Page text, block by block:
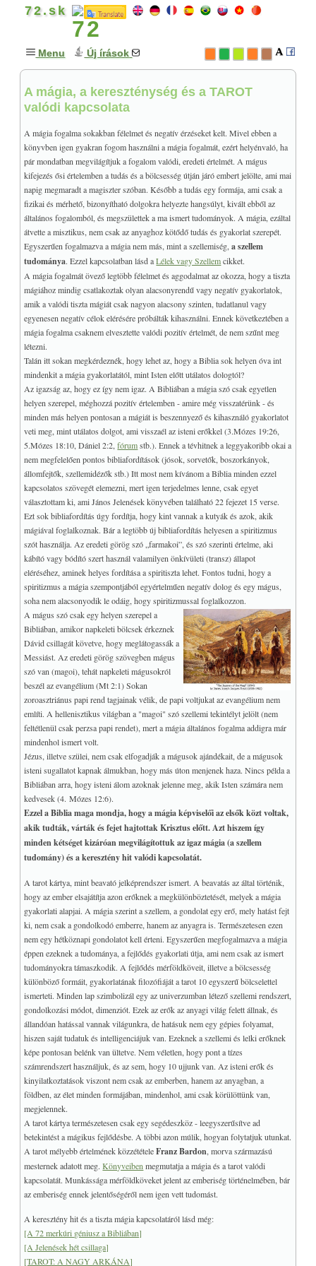
72.sk
Menu Új írások
GONDOLATOK+
MISZTIKA & MÁGIA
TAROT+
A könyvről
Bevezető
ALAPFOGALMAK+
Alapfogalmak
Tarot mantika (jóslás)
Képi szimbolika
Mágia és tarot
Történelmi áttekintés
Magyar vonatkozások
A KIS ARKÁNA +
A NAGY ARKÁNA+
Miért 78 lap?
A hármas elrendezés
♥Az alsó és felső világ
Bardon negyedik kártyája
MELLÉKLET+
Hogyan működik?
Endogén légzés
Életenergia, prána légzés
A TAROT és a teremtés
Zárszó
Visszajelzések a könyvre
LINKEK, Download
I-CHING+
TUDATOSSÁG, IQ/EQ +
COVID+
MY WEB GO +
A mágia, a kereszténység és a TAROT
valódi kapcsolata
A mágia fogalma sokakban félelmet és negatív érzéseket kelt. Mivel ebben a
könyvben igen gyakran fogom használni a mágia fogalmát, ezért helyénvaló, ha
pár mondatban megvilágítjuk a fogalom valódi, eredeti értelmét. A mágus
kifejezés ősi értelemben a tudás és a bölcsesség útján járó embert jelölte, ami mai
napig megmaradt a magiszter szóban. Később a tudás egy formája, ami csak a
fizikai és mérhető, bizonyítható dolgokra helyezte hangsúlyt, kivált ebből az
általános fogalomból, és megszülettek a ma ismert tudományok. A mágia, ezáltal
átvette a misztikus, nem csak az anyaghoz kötődő tudás és gyakorlat szerepét.
Egyszerűen fogalmazva a mágia nem más, mint a szellemiség,a szellem
tudománya. Ezzel kapcsolatban lásd aLélek vagy Szellemcikket.
A mágia fogalmát övező legtöbb félelmet és aggodalmat az okozza, hogy a tiszta
mágiához mindig csatlakoztak olyan alacsonyrendű vagy negatív gyakorlatok,
amik a valódi tiszta mágiát csak nagyon alacsony szinten, tudatlanul vagy
egyenesen negatív célok elérésére próbálták kihasználni. Ennek következtében a
mágia fogalma csaknem elvesztette valódi pozitív értelmét, de nem szűnt meg
létezni.
Talán itt sokan megkérdeznék, hogy lehet az, hogy a Biblia sok helyen óva int
mindenkit a mágia gyakorlatától, mint Isten előtt utálatos dologtól?
Az igazság az, hogy ez így nem igaz. A Bibliában a mágia szó csak egyetlen
helyen szerepel, méghozzá pozitív értelemben - amire még visszatérünk - és
minden más helyen pontosan a mágiát is beszennyező és kihasználó gyakorlatot
veti meg, mint utálatos dolgot, ami visszaél az isteni erőkkel (3.Mózes 19:26,
5.Mózes 18:10, Dániel 2:2,fórumstb.). Ennek a tévhitnek a leggyakoribb okai a
nem megfelelően pontos bibliafordítások (jósok, sorvetők, boszorkányok,
állomfejtők, szellemidézők stb.) Itt most nem kívánom a Biblia minden ezzel
kapcsolatos szövegét elemezni, mert igen terjedelmes lenne, csak egyet
választottam ki, ami János Jelenések könyvében található 22 fejezet 15 verse.
Ezt sok bibliafordítás úgy fordítja, hogy kint vannak a kutyák és azok, akik
mágiával foglalkoznak. Bár a legtöbb új bibliafordítás helyesen a spiritizmus
szót használja. Az eredeti görög szó „farmakoi”, és szó szerinti értelme, aki
kábító vagy bódító szert használ valamilyen önkívületi (transz) állapot
eléréséhez, aminek helyes fordítása a spiritiszta lehet. Fontos tudni, hogy a
spiritizmus a mágia szempontjából egyértelműen negatív dolog és egy mágus,
soha nem alacsonyodik le odáig, hogy spiritizmussal foglalkozzon.
A mágus szó csak egy helyen szerepel a
Bibliában, amikor napkeleti bölcsek érkeznek
Dávid csillagát követve, hogy meglátogassák a
Messiást. Az eredeti görög szövegben mágus
szó van (magoi), tehát napkeleti mágusokról
beszél az evangélium (Mt 2:1) Sokan
zoroasztriánus papi rend tagjainak vélik, de papi voltjukat az evangélium nem
említi. A hellenisztikus világban a "magoi" szó szellemi tekintélyt jelölt (nem
feltétlenül csak perzsa papi rendet), mert a mágia általános fogalma addigra már
mindenhol ismert volt.
Jézus, illetve szülei, nem csak elfogadják a mágusok ajándékait, de a mágusok
isteni sugallatot kapnak álmukban, hogy más úton menjenek haza. Nincs példa a
Bibliában arra, hogy isteni álom azoknak jelenne meg, akik Isten számára nem
kedvesek (4. Mózes 12:6).
Ezzel a Biblia maga mondja, hogy a mágia képviselői az elsők közt voltak,
akik tudták, várták és fejet hajtottak Krisztus előtt. Azt hiszem így
minden kétséget kizáróan megvilágítottuk az igaz mágia (a szellem
tudomány) és a keresztény hit valódi kapcsolatát.
A tarot kártya, mint beavató jelképrendszer ismert. A beavatás az által történik,
hogy az ember elsajátítja azon erőknek a megkülönböztetését, melyek a mágia
gyakorlati alapjai. A mágia szerint a szellem, a gondolat egy erő, mely hatást fejt
ki, nem csak a gondolkodó emberre, hanem az anyagra is. Természetesen ezen
nem egy hétköznapi gondolatot kell érteni. Egyszerűen megfogalmazva a mágia
éppen ezeknek a tudománya, a fejlődés gyakorlati útja, ami nem csak az ismert
tudományokra támaszkodik. A fejlődés mérföldköveit, illetve a bölcsesség
különböző formáit, gyakorlatának filozófiáját a tarot 10 egyszerű bölcselettel
ismerteti. Minden lap szimbolizál egy az univerzumban létező szellemi rendszert,
gondolkozási módot, dimenziót. Ezek az erők az anyagi világ felett állnak, és
állandóan hatással vannak világunkra, de hatásuk nem egy gépies folyamat,
hiszen saját tudatuk és intelligenciájuk van. Ezeknek a szellemi és lelki erőknek
képe pontosan belénk van ültetve. Nem véletlen, hogy pont a tízes
számrendszert használjuk, és az sem, hogy 10 ujjunk van. Az isteni erők és
kinyilatkoztatások viszont nem csak az emberben, hanem az anyagban, a
földben, az élet minden formájában, mindenhol, ami csak körülöttünk van,
megjelennek.
A tarot kártya természetesen csak egy segédeszköz - leegyszerűsítve ad
betekintést a mágikus fejlődésbe. A többi azon múlik, hogyan folytatjuk utunkat.
A tarot mélyebb értelmének közzétételeFranz Bardon , morva származású
mesternek adatott meg.Könyveiben megmutatja a mágia és a tarot valódi
kapcsolatát. Munkássága mérföldköveket jelent az emberiség történelmében, bár
az emberiség ennek jelentőségéről nem igen vett tudomást.
A keresztény hit és a tiszta mágia kapcsolatáról lásd még:
[A 72 merkúri géniusz a Bibliában]
[A Jelenések hét csillaga]
[TAROT: A NAGY ARKÁNA]